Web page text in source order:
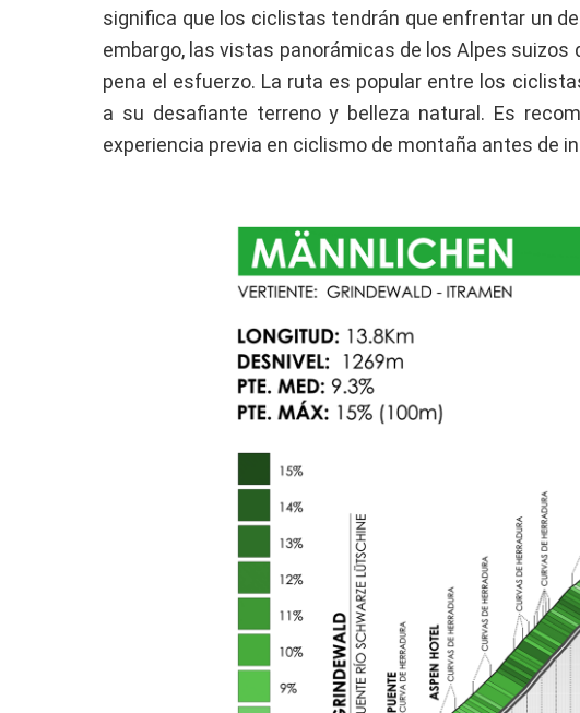
significa que los ciclistas tendrán que enfrentar un
embargo, las vistas panorámicas de los Alpes suizos
pena el esfuerzo. La ruta es popular entre los
a su desafiante terreno y belleza natural. Es
experiencia previa en ciclismo de montaña antes de